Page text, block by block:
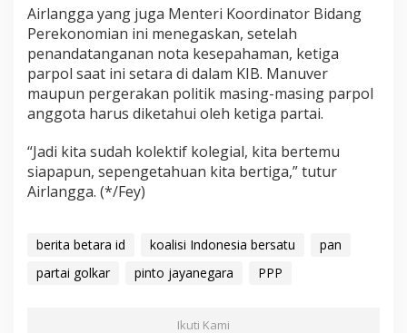
Airlangga yang juga Menteri Koordinator Bidang
Perekonomian ini menegaskan, setelah
penandatanganan nota kesepahaman, ketiga
parpol saat ini setara di dalam KIB. Manuver
maupun pergerakan politik masing-masing parpol
anggota harus diketahui oleh ketiga partai.
“Jadi kita sudah kolektif kolegial, kita bertemu
siapapun, sepengetahuan kita bertiga,” tutur
Airlangga. (*/Fey)
berita betara id koalisi Indonesia bersatu
pan
partai golkar
pinto jayanegara PPP
Ikuti Kami